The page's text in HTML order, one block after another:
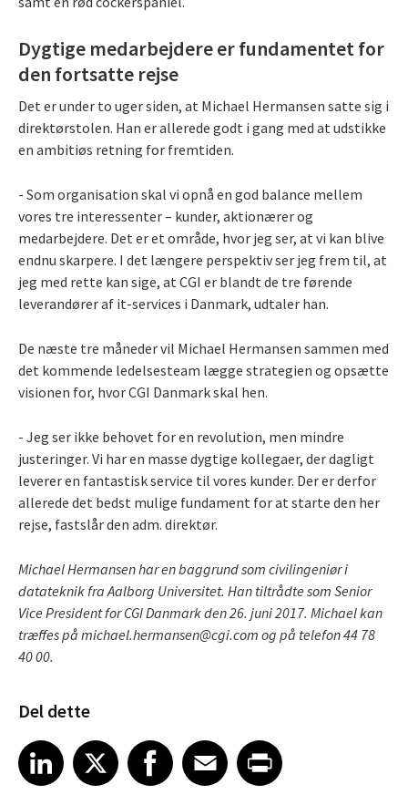
Dygtige medarbejdere er fundamentet for
den fortsatte rejse
Det er under to uger siden, at Michael Hermansen satte sig i
direktørstolen. Han er allerede godt i gang med at udstikke
en ambitiøs retning for fremtiden.
- Som organisation skal vi opnå en god balance mellem
vores tre interessenter – kunder, aktionærer og
medarbejdere. Det er et område, hvor jeg ser, at vi kan blive
endnu skarpere. I det længere perspektiv ser jeg frem til, at
jeg med rette kan sige, at CGI er blandt de tre førende
leverandører af it-services i Danmark, udtaler han.
De næste tre måneder vil Michael Hermansen sammen med
det kommende ledelsesteam lægge strategien og opsætte
visionen for, hvor CGI Danmark skal hen.
- Jeg ser ikke behovet for en revolution, men mindre
justeringer. Vi har en masse dygtige kollegaer, der dagligt
leverer en fantastisk service til vores kunder. Der er derfor
allerede det bedst mulige fundament for at starte den her
rejse, fastslår den adm. direktør.
Michael Hermansen har en baggrund som civilingeniør i
datateknik fra Aalborg Universitet. Han tiltrådte som Senior
Vice President for CGI Danmark den 26. juni 2017. Michael kan
træffes på michael.hermansen@cgi.com og på telefon 44 78
40 00.
Del dette
Share article on LinkedIn
LinkedIn
Share article on XShare article on Facebook
Facebook
Share article on Email
EmailShare article on Print